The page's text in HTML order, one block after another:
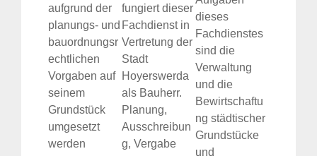
aufgrund der
planungs- und
bauordnungsr
echtlichen
Vorgaben auf
seinem
Grundstück
umgesetzt
werden
fungiert dieser
Fachdienst in
Vertretung der
Stadt
Hoyerswerda
als Bauherr.
Planung,
Ausschreibun
g, Vergabe
dieses
Fachdienstes
sind die
Verwaltung
und die
Bewirtschaftu
ng städtischer
Grundstücke
und